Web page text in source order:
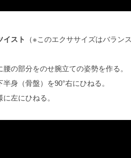
イスト （※このエクササイズはバラン
腰の部分をのせ腕立ての姿勢を作る
身（骨盤）を90°右にひねる。
左にひねる。